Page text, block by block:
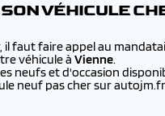
VÉHICULE
faut faire appel au
véhicule à Vienne.
neufs et d'occasion
neuf pas cher sur